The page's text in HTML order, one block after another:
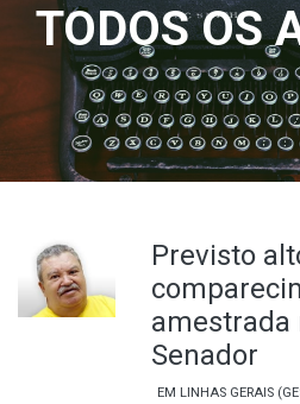
TODOS OS
Previsto
amestrada
Senador
EM LINHAS GERAIS